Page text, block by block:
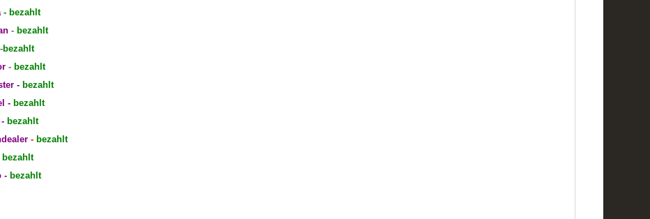
- bezahlt
- bezahlt
-bezahlt
- bezahlt
- bezahlt
- bezahlt
bezahlt
- bezahlt
bezahlt
- bezahlt